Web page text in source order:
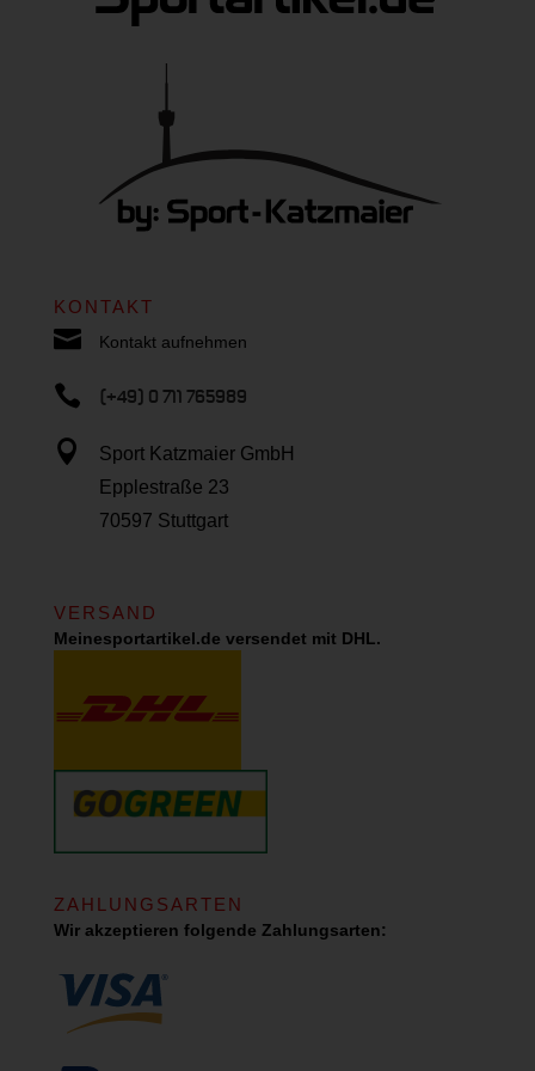
KONTAKT
 Kontakt aufnehmen
 (+49) 0 711 765989

Sport Katzmaier GmbH
Epplestraße 23
70597 Stuttgart
VERSAND
Meinesportartikel.de versendet mit DHL.
ZAHLUNGSARTEN
Wir akzeptieren folgende Zahlungsarten: